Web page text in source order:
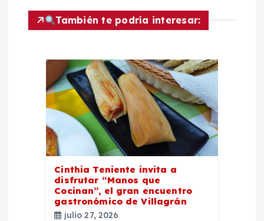
También te podría interesar:
Cinthia Teniente invita a
disfrutar “Manos que
Cocinan”, el gran encuentro
gastronómico de Villagrán
julio 27, 2026